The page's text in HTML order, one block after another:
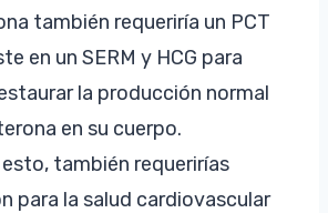
también requeriría un PCT
en un SERM y HCG para
la producción normal
en su cuerpo.
también requerirías
para la salud cardiovascular